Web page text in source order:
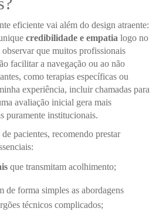
eficiente vai além do design atraente:
credibilidade e empatia logo no
que muitos profissionais
facilitar a navegação ou ao não
como terapias específicas ou
experiência, incluir chamadas para
avaliação inicial gera mais
puramente institucionais.
pacientes, recomendo prestar
que transmitam acolhimento;
de forma simples as abordagens
técnicos complicados;